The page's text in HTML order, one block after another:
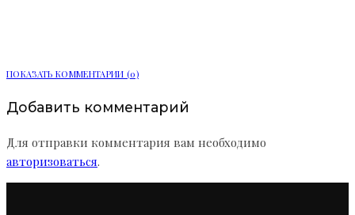
ПОКАЗАТЬ КОММЕНТАРИИ (0)
Добавить комментарий
Для отправки комментария вам необходимо
авторизоваться.